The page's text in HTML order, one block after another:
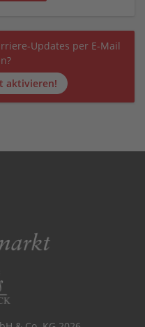
Updates per E-Mail
aktivieren!